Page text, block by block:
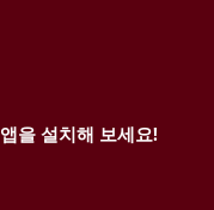
을 설치해 보세요!